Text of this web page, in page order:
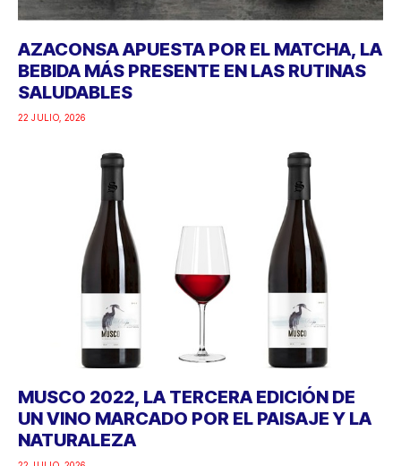
AZACONSA APUESTA POR EL MATCHA, LA
BEBIDA MÁS PRESENTE EN LAS RUTINAS
SALUDABLES
22 JULIO, 2026
MUSCO 2022, LA TERCERA EDICIÓN DE
UN VINO MARCADO POR EL PAISAJE Y LA
NATURALEZA